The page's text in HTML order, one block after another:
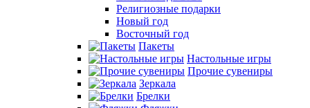
Религиозные подарки
Новый год
Восточный год
Пакеты
Настольные игры
Прочие сувениры
Зеркала
Брелки